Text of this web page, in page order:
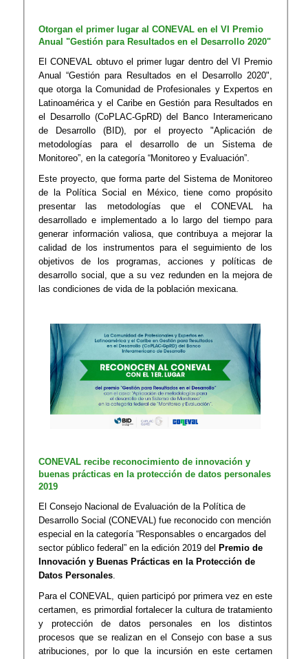
Otorgan el primer lugar al CONEVAL en el VI Premio
Anual "Gestión para Resultados en el Desarrollo 2020"
El CONEVAL obtuvo el primer lugar dentro del VI Premio
Anual “Gestión para Resultados en el Desarrollo 2020",
que otorga la Comunidad de Profesionales y Expertos en
Latinoamérica y el Caribe en Gestión para Resultados en
el Desarrollo (CoPLAC-GpRD) del Banco Interamericano
de Desarrollo (BID), por el proyecto "Aplicación de
metodologías para el desarrollo de un Sistema de
Monitoreo”, en la categoría “Monitoreo y Evaluación”.
Este proyecto, que forma parte del Sistema de Monitoreo
de la Política Social en México, tiene como propósito
presentar las metodologías que el CONEVAL ha
desarrollado e implementado a lo largo del tiempo para
generar información valiosa, que contribuya a mejorar la
calidad de los instrumentos para el seguimiento de los
objetivos de los programas, acciones y políticas de
desarrollo social, que a su vez redunden en la mejora de
las condiciones de vida de la población mexicana.
CONEVAL recibe reconocimiento de innovación y
buenas prácticas en la protección de datos personales
2019
El Consejo Nacional de Evaluación de la Política de
Desarrollo Social (CONEVAL) fue reconocido con mención
especial en la categoría “Responsables o encargados del
sector público federal” en la edición 2019 del Premio de
Innovación y Buenas Prácticas en la Protección de
Datos Personales.
Para el CONEVAL, quien participó por primera vez en este
certamen, es primordial fortalecer la cultura de tratamiento
y protección de datos personales en los distintos
procesos que se realizan en el Consejo con base a sus
atribuciones, por lo que la incursión en este certamen